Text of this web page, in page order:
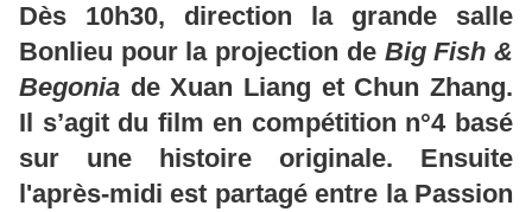
Dès 10h30, direction la grande salle
Bonlieu pour la projection de Big Fish &
Begonia de Xuan Liang et Chun Zhang.
Il s’agit du film en compétition n°4 basé
sur une histoire originale.
Ensuite
l'après-midi est partagé entre la Passion